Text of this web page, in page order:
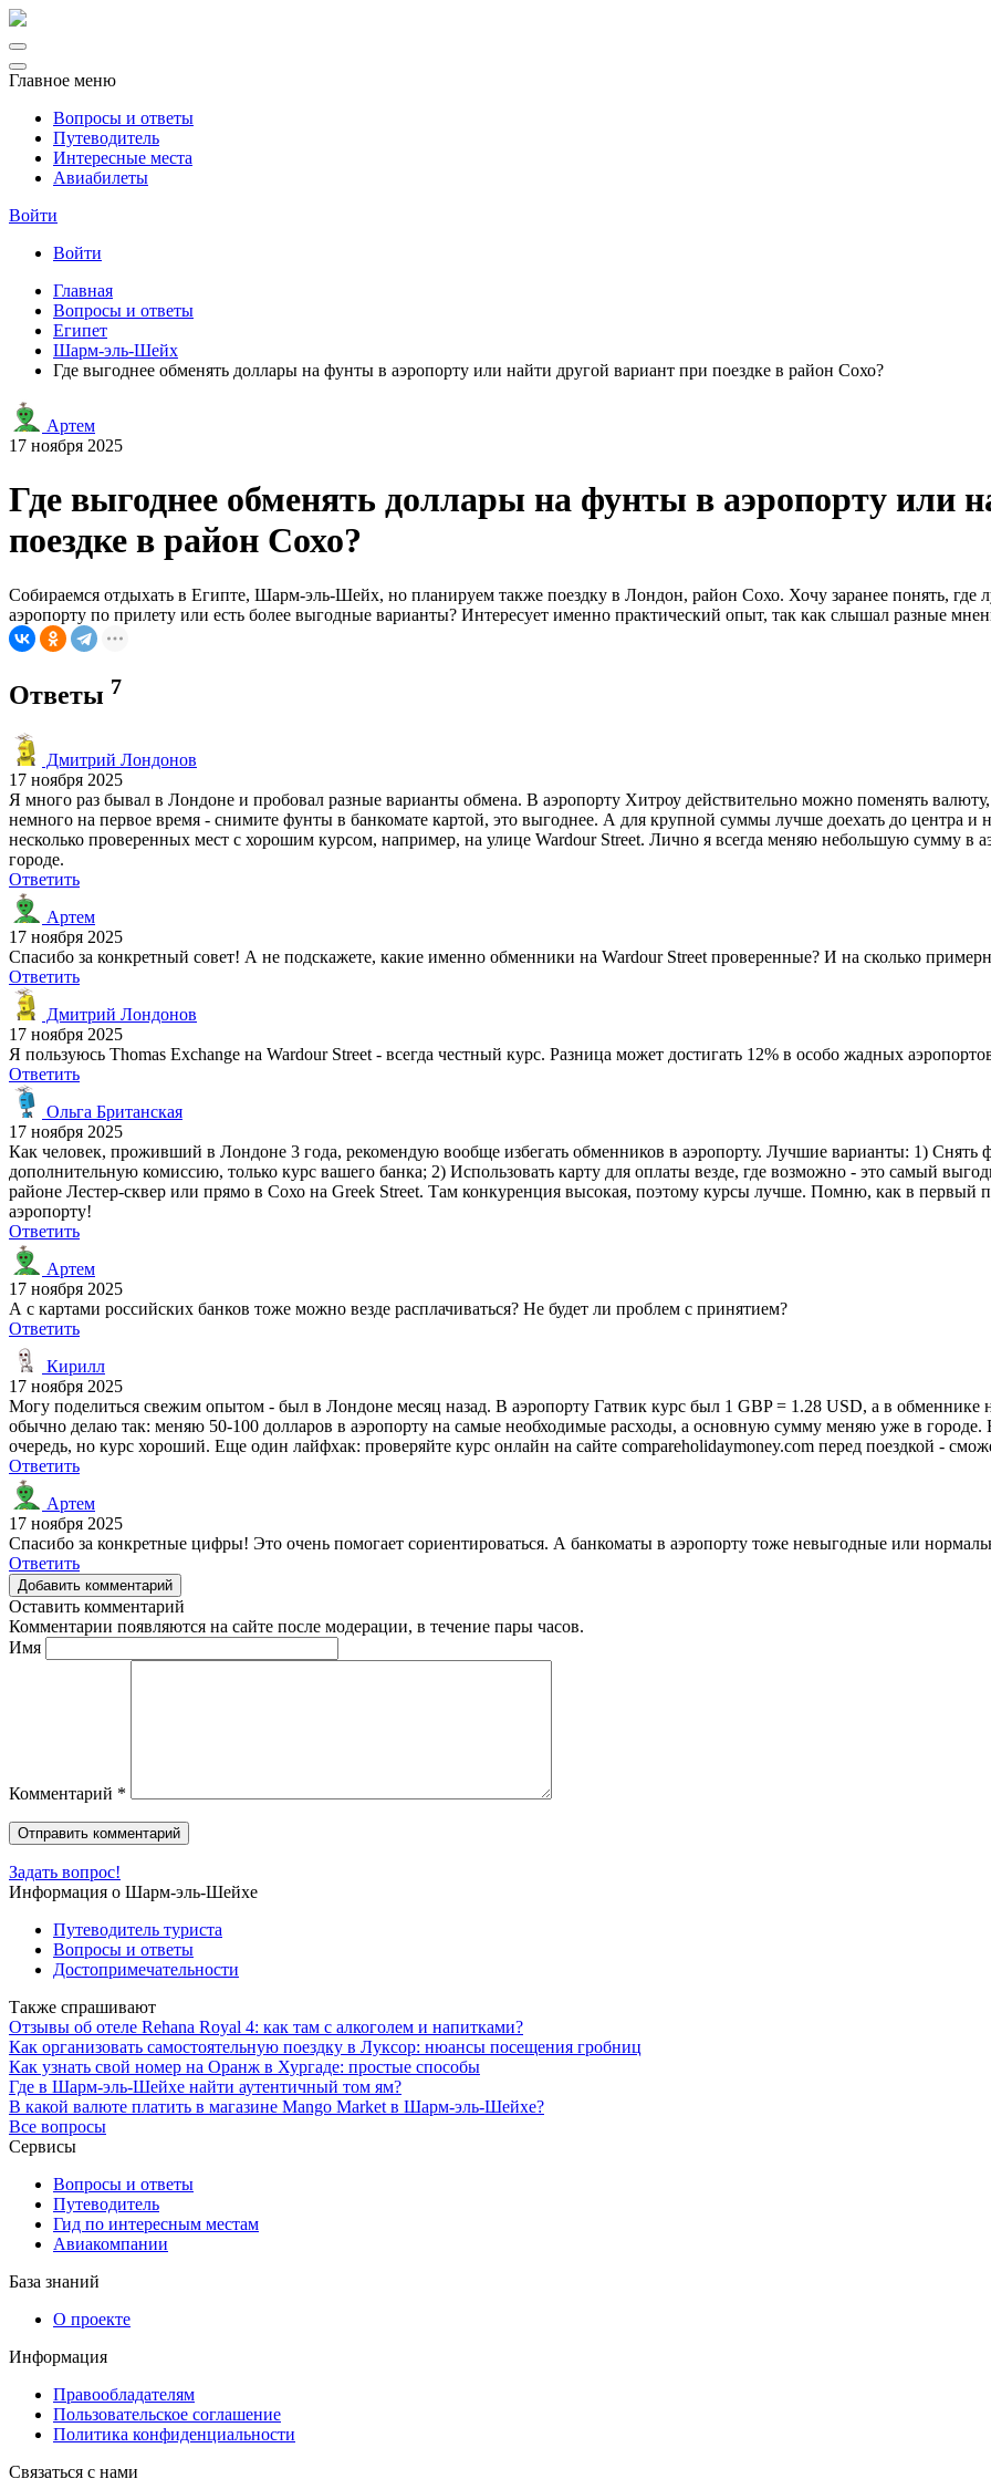
Главное меню
Вопросы и ответы
Путеводитель
Интересные места
Авиабилеты
Войти
Войти
Главная
Вопросы и ответы
Египет
Шарм-эль-Шейх
Где выгоднее обменять доллары на фунты в аэропорту или найти другой вариант при поездке в район Сохо?
Артем
17 ноября 2025
Где выгоднее обменять доллары на фунты в аэропорту или
поездке в район Сохо?
Собираемся отдыхать в Египте, Шарм-эль-Шейх, но планируем также поездку в Лондон, район Сохо. Хочу заранее понять, где
аэропорту по прилету или есть более выгодные варианты? Интересует именно практический опыт, так как слышал разные
Ответы 7
Дмитрий Лондонов
17 ноября 2025
Я много раз бывал в Лондоне и пробовал разные варианты обмена. В аэропорту Хитроу действительно можно поменять
немного на первое время - снимите фунты в банкомате картой, это выгоднее. А для крупной суммы лучше доехать до центра
несколько проверенных мест с хорошим курсом, например, на улице Wardour Street. Лично я всегда меняю небольшую сумму в
городе.
Ответить
Артем
17 ноября 2025
Спасибо за конкретный совет! А не подскажете, какие именно обменники на Wardour Street проверенные? И на сколько
Ответить
Дмитрий Лондонов
17 ноября 2025
Я пользуюсь Thomas Exchange на Wardour Street - всегда честный курс. Разница может достигать 12% в особо жадных
Ответить
Ольга Британская
17 ноября 2025
Как человек, проживший в Лондоне 3 года, рекомендую вообще избегать обменников в аэропорту. Лучшие варианты: 1) Снять
дополнительную комиссию, только курс вашего банка; 2) Использовать карту для оплаты везде, где возможно - это самый
районе Лестер-сквер или прямо в Сохо на Greek Street. Там конкуренция высокая, поэтому курсы лучше. Помню, как в первый
аэропорту!
Ответить
Артем
17 ноября 2025
А с картами российских банков тоже можно везде расплачиваться? Не будет ли проблем с принятием?
Ответить
Кирилл
17 ноября 2025
Могу поделиться свежим опытом - был в Лондоне месяц назад. В аэропорту Гатвик курс был 1 GBP = 1.28 USD, а в
обычно делаю так: меняю 50-100 долларов в аэропорту на самые необходимые расходы, а основную сумму меняю уже в
очередь, но курс хороший. Еще один лайфхак: проверяйте курс онлайн на сайте compareholidaymoney.com перед поездкой -
Ответить
Артем
17 ноября 2025
Спасибо за конкретные цифры! Это очень помогает сориентироваться. А банкоматы в аэропорту тоже невыгодные или
Ответить
Добавить комментарий
Оставить комментарий
Комментарии появляются на сайте после модерации, в течение пары часов.
Имя
Комментарий *
Задать вопрос!
Информация о Шарм-эль-Шейхе
Путеводитель туриста
Вопросы и ответы
Достопримечательности
Также спрашивают
Отзывы об отеле Rehana Royal 4: как там с алкоголем и напитками?
Как организовать самостоятельную поездку в Луксор: нюансы посещения гробниц
Как узнать свой номер на Оранж в Хургаде: простые способы
Где в Шарм-эль-Шейхе найти аутентичный том ям?
В какой валюте платить в магазине Mango Market в Шарм-эль-Шейхе?
Все вопросы
Сервисы
Вопросы и ответы
Путеводитель
Гид по интересным местам
Авиакомпании
База знаний
О проекте
Информация
Правообладателям
Пользовательское соглашение
Политика конфиденциальности
Связаться с нами